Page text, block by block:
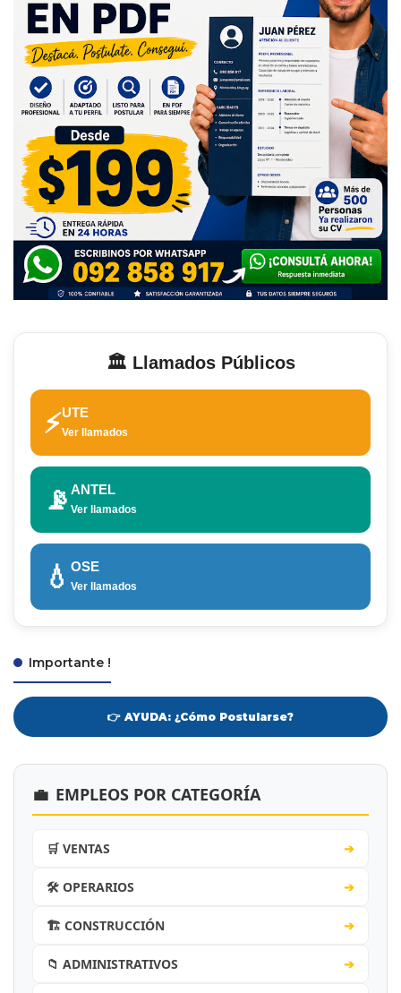
🏛️ Llamados Públicos
⚡UTE
Ver llamados
📡 ANTEL
Ver llamados
💧 OSE
Ver llamados
Importante !
👉 AYUDA: ¿Cómo Postularse?
💼 EMPLEOS POR CATEGORÍA
🛒 VENTAS ➔
🛠️ OPERARIOS ➔
🏗️ CONSTRUCCIÓN ➔
📁 ADMINISTRATIVOS ➔